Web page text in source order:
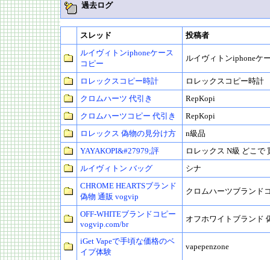
過去ログ
スレッド
投稿者
ルイヴィトンiphoneケース
コピー
ルイヴィトンiphoneケ
ロレックスコピー時計
ロレックスコピー時計
クロムハーツ 代引き
RepKopi
クロムハーツコピー 代引き
RepKopi
ロレックス 偽物の見分け方
n級品
YAYAKOPI&#27979;評
ロレックス N級 どこで
ルイヴィトン バッグ
シナ
CHROME HEARTSブランド
偽物 通販 vogvip
クロムハーツブランド
OFF-WHITEブランドコピー
vogvip.com/br
オフホワイトブランド
iGet Vapeで手頃な価格のベ
イプ体験
vapepenzone